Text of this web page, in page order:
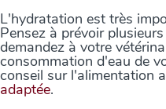
L'hydratation est très
Pensez à prévoir
demandez à votre
consommation d'eau de
conseil sur l'alimentation
adaptée.